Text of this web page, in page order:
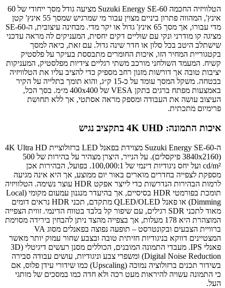
הטלוויזיה החכמה Suzuki Energy SE-60 מציעה גודל מסך ייחודי של 60
אינץ', המהווה פתרון ביניים מצוין עבור מי שמרגיש שמסך 55 אינץ' קטן
מדי עבורו, אך מסך 65 אינץ' גדול או יקר מדי. מבחינה עיצובית, ה-SE-60
מציגה קו מודרני ונקי עם שוליים דקים יחסית, המעניקים לה מראה עדכני
שישתלב היטב בכל סלון או חדר שינה גדול. עם זאת, כיאה למסך
בקטגוריית המחיר הזו, איכות החומרים מתבססת בעיקר על פלסטיק
קשיח. המעמד השולחני מורכב משתי רגליים צידיות מפלסטיק, המעניקות
יציבות טובה אך דורשות מזנון רחב מספיק כדי להציב עליו את הטלוויזיה
בבטחה. משקל המסך עומד על כ-15 ק״ג, והוא תומך בתלייה על הקיר
באמצעות מפתח ברגים בתקן VESA של 400x400 מ״מ. בסך הכל,
העיצוב עושה את העבודה ומספק מראה אסתטי, אך ללא תחושת
פרימיום מתכתית.
איכות התמונה: 4K UHD בתקציב נגיש
ה-Suzuki Energy SE-60 מצוידת בפאנל LED ברזולוציית 4K Ultra HD
(3840x2160 פיקסלים). על הנייר, היצרן מצהיר על בהירות של 500
cd/m² ועל יחס ניגודיות דינמי של 100,000:1. בפועל, הבהירות אכן
מספקת לצפייה בחדרים מוארים באור יום ממוצע, אך היא אינה מגיעה
לרמות הבהירות הנדרשות כדי לייצר אפקט HDR עוצר נשימה. הטלוויזיה
תומכת בפורמטי HDR בסיסיים, אך בהיעדר מנגנון עמעום מקומי (Local
Dimming) או פאנל QLED/OLED מתקדם, תכני HDR נראים דומים
מאוד לתכני SDR רגילים, עם שיפור קל בלבד בטווח הדינמי. זווית הצפייה
המוצהרת היא 178 מעלות, אך בצפייה מהצד ניתן להבחין בירידה מסוימת
ברוויית הצבעים ובקונטרסט – תופעה נפוצה בפאנלים מסוג VA
המצטיינים דווקא בניגודיות חזיתית טובה ובצבע שחור עמוק יותר מאשר
פאנלי IPS. מעבדי התמונה המובנים, הכוללים מסנן רעשים דיגיטלי (3D
Digital Noise Reduction) ומשפרי צבע וניגודיות, עושים עבודה סבירה
בשידור תכנים ברזולוציה נמוכה (Upscaling) כמו שידורי עידן פלוס, אם
כי התמונה עשויה להיראות מעט רכה ולא חדה כמו במסכים של מותגי
העל.